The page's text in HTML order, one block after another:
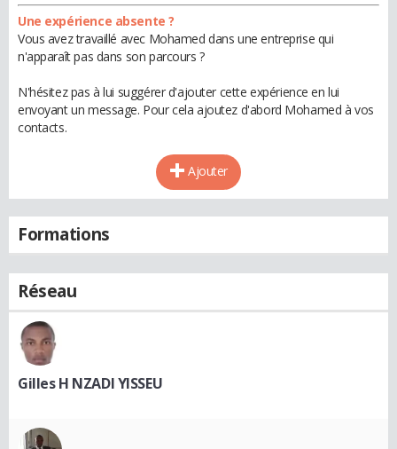
Une expérience absente ?
Vous avez travaillé avec Mohamed dans une entreprise qui
n'apparaît pas dans son parcours ?
N'hésitez pas à lui suggérer d'ajouter cette expérience en lui
envoyant un message. Pour cela ajoutez d'abord Mohamed à vos
contacts.
Ajouter
Formations
Réseau
Gilles H NZADI YISSEU